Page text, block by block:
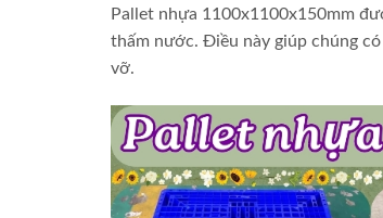
Pallet nhựa 1100x1100x150mm
thấm nước. Điều này giúp chúng
vỡ.